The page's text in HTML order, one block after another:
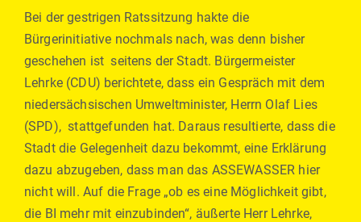
Bei der gestrigen Ratssitzung hakte die
Bürgerinitiative nochmals nach, was denn bisher
geschehen ist seitens der Stadt. Bürgermeister
Lehrke (CDU) berichtete, dass ein Gespräch mit dem
niedersächsischen Umweltminister, Herrn Olaf Lies
(SPD), stattgefunden hat. Daraus resultierte, dass die
Stadt die Gelegenheit dazu bekommt, eine Erklärung
dazu abzugeben, dass man das ASSEWASSER hier
nicht will. Auf die Frage „ob es eine Möglichkeit gibt,
die BI mehr mit einzubinden“, äußerte Herr Lehrke,